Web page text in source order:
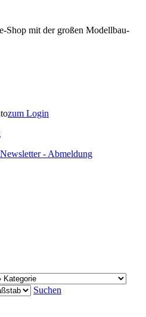
Shop mit der großen Modellbau-
zum Login
Newsletter - Abmeldung
Suchen